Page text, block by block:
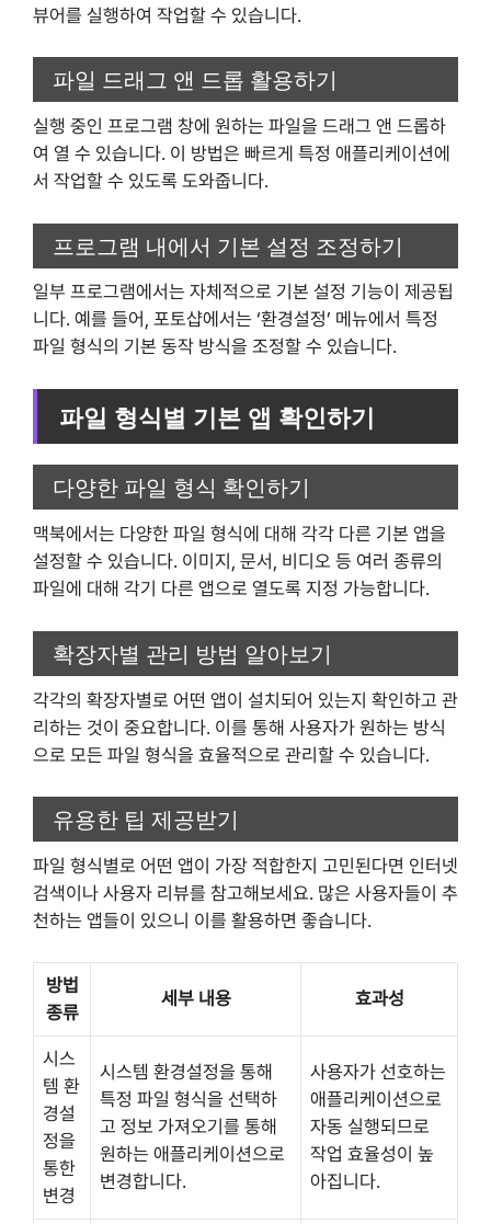
뷰어를 실행하여 작업할 수 있습니다.
파일 드래그 앤 드롭 활용하기
실행 중인 프로그램 창에 원하는 파일을 드래그 앤 드롭하
여 열 수 있습니다. 이 방법은 빠르게 특정 애플리케이션에
서 작업할 수 있도록 도와줍니다.
프로그램 내에서 기본 설정 조정하기
일부 프로그램에서는 자체적으로 기본 설정 기능이 제공됩
니다. 예를 들어, 포토샵에서는 ‘환경설정’ 메뉴에서 특정
파일 형식의 기본 동작 방식을 조정할 수 있습니다.
파일 형식별 기본 앱 확인하기
다양한 파일 형식 확인하기
맥북에서는 다양한 파일 형식에 대해 각각 다른 기본 앱을
설정할 수 있습니다. 이미지, 문서, 비디오 등 여러 종류의
파일에 대해 각기 다른 앱으로 열도록 지정 가능합니다.
확장자별 관리 방법 알아보기
각각의 확장자별로 어떤 앱이 설치되어 있는지 확인하고 관
리하는 것이 중요합니다. 이를 통해 사용자가 원하는 방식
으로 모든 파일 형식을 효율적으로 관리할 수 있습니다.
유용한 팁 제공받기
파일 형식별로 어떤 앱이 가장 적합한지 고민된다면 인터넷
검색이나 사용자 리뷰를 참고해보세요. 많은 사용자들이 추
천하는 앱들이 있으니 이를 활용하면 좋습니다.
방법
종류
세부 내용 효과성
시스
템 환
경설
정을
통한
변경
시스템 환경설정을 통해
특정 파일 형식을 선택하
고 정보 가져오기를 통해
원하는 애플리케이션으로
변경합니다.
사용자가 선호하는
애플리케이션으로
자동 실행되므로
작업 효율성이 높
아집니다.